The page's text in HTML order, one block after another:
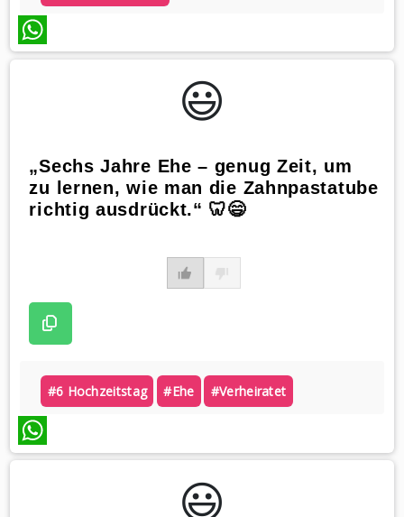
WhatsApp
😃️
„Sechs Jahre Ehe – genug Zeit, um
zu lernen, wie man die Zahnpastatube
richtig ausdrückt.“ 🦷😄
#6 Hochzeitstag #ehe #verheiratet
WhatsApp
😃️